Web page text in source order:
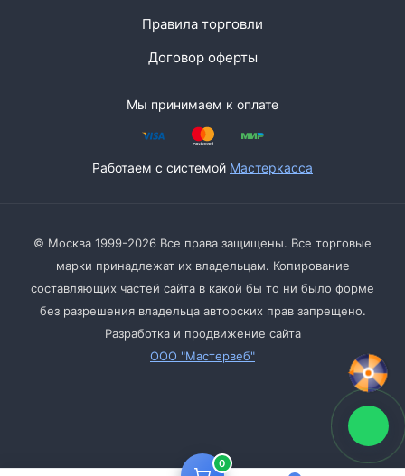
0
Правила торговли
Договор оферты
Мы принимаем к оплате
Работаем с системой Мастеркасса
© Москва 1999-2026 Все права защищены. Все торговые
марки принадлежат их владельцам. Копирование
составляющих частей сайта в какой бы то ни было форме
без разрешения владельца авторских прав запрещено.
Разработка и продвижение сайта
ООО "Мастервеб"